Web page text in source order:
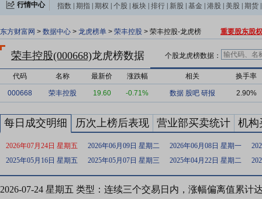
行情中心 指数 期指 期权 个股 板块 排行 新股 基金 港股 美股 期货
东方财富网 > 数据中心 > 龙虎榜单 > 荣丰控股 > 荣丰控股-龙虎榜 重要股东股
荣丰控股(000668)龙虎榜数据 个股龙虎榜数据：
代码 名称 最新价 涨跌幅 相关 换手率
000668 荣丰控股 19.60 -0.71% 数据 股吧 研报 2.90%
每日成交明细 历次上榜后表现 营业部买卖统计 机构
2026年07月24日 星期五 2026年06月09日 星期二 2026年06月08日 星期一
2025年05月16日 星期五
2025年05月07日 星期三 2025年04月22日 星期二
2026-07-24 星期五 类型：连续三个交易日内，涨幅偏离值累计